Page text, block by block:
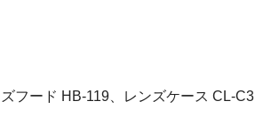
フード HB-119、レンズケース CL-C3